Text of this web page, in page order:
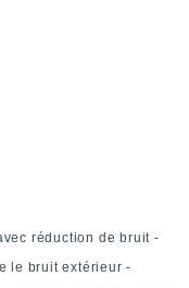
réduction de bruit -
le bruit extérieur -